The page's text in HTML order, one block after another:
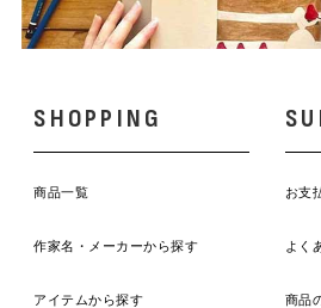
SHOPPING
商品一覧
作家名・メーカーから探す
アイテムから探す
お支
よく
商品